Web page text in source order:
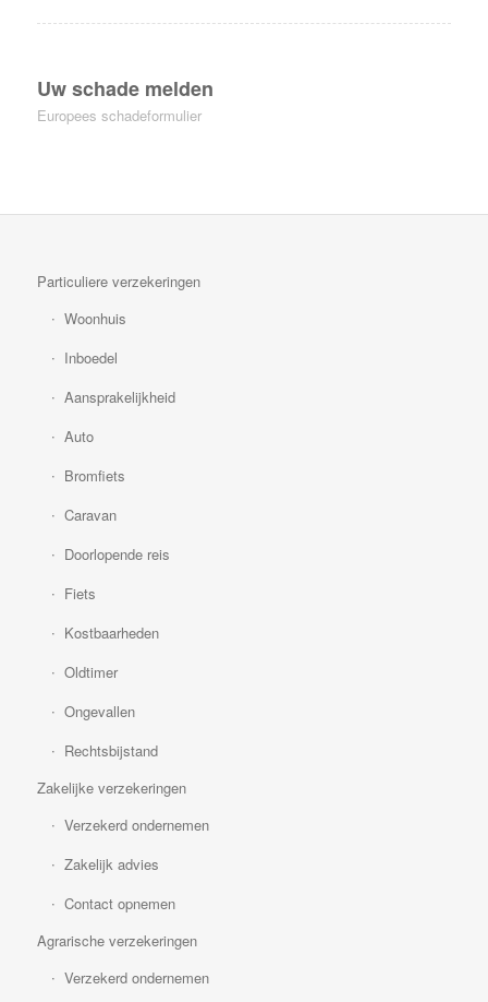
Uw schade melden
Europees schadeformulier
Particuliere verzekeringen
Woonhuis
Inboedel
Aansprakelijkheid
Auto
Bromfiets
Caravan
Doorlopende reis
Fiets
Kostbaarheden
Oldtimer
Ongevallen
Rechtsbijstand
Zakelijke verzekeringen
Verzekerd ondernemen
Zakelijk advies
Contact opnemen
Agrarische verzekeringen
Verzekerd ondernemen